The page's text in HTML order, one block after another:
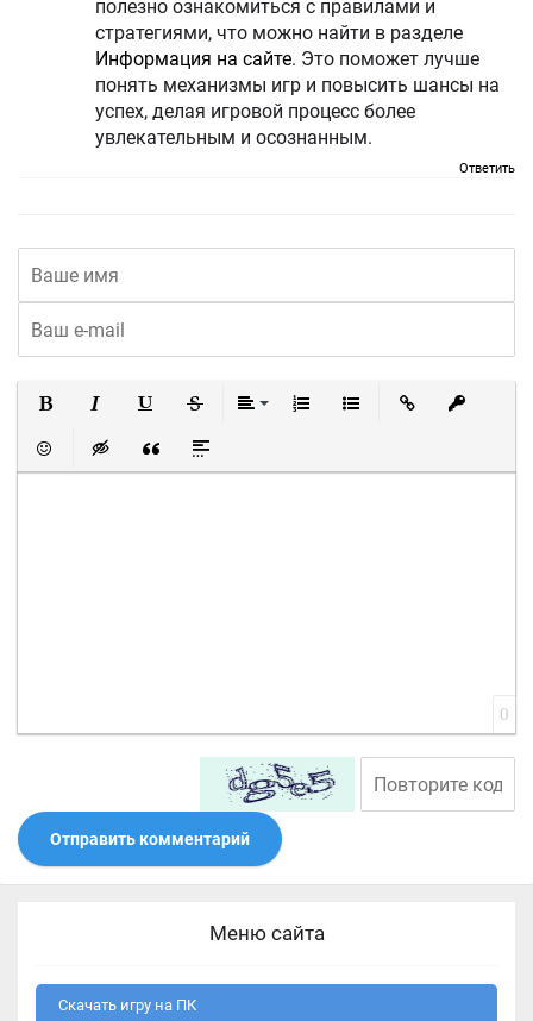
полезно ознакомиться с правилами и
стратегиями, что можно найти в разделе
Информация на сайте. Это поможет лучше
понять механизмы игр и повысить шансы на
успех, делая игровой процесс более
увлекательным и осознанным.
Ответить
Вставить смайлик
Вставка скрытого текста
Вставка цитаты
Вставка спойлера
0
Отправить комментарий
Меню сайта
Скачать игру на ПК